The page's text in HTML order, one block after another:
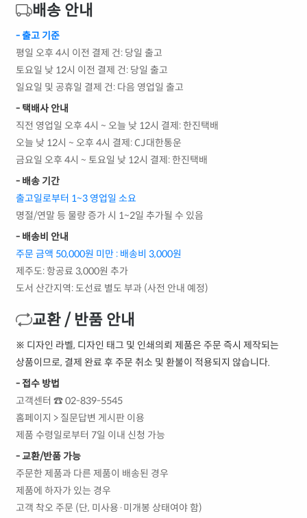
배송 안내
- 출고 기준
평일 오후 4시 이전 결제 건: 당일 출고
토요일 낮 12시 이전 결제 건: 당일 출고
일요일 및 공휴일 결제 건: 다음 영업일 출고
- 택배사 안내
직전 영업일 오후 4시 ~ 오늘 낮 12시 결제: 한진택배
오늘 낮 12시 ~ 오후 4시 결제: CJ대한통운
금요일 오후 4시 ~ 토요일 낮 12시 결제: 한진택배
- 배송 기간
출고일로부터 1~3 영업일 소요
명절/연말 등 물량 증가 시 1~2일 추가될 수 있음
- 배송비 안내
주문 금액 50,000원 미만 : 배송비 3,000원
제주도: 항공료 3,000원 추가
도서 산간지역: 도선료 별도 부과 (사전 안내 예정)
교환 / 반품 안내
※ 디자인 라벨, 디자인 태그 및 인쇄의뢰 제품은 주문 즉시 제작되는
상품이므로, 결제 완료 후 주문 취소 및 환불이 적용되지 않습니다.
- 접수 방법
고객센터 ☎ 02-839-5545
홈페이지 > 질문답변 게시판 이용
제품 수령일로부터 7일 이내 신청 가능
- 교환/반품 가능
주문한 제품과 다른 제품이 배송된 경우
제품에 하자가 있는 경우
고객 착오 주문 (단, 미사용·미개봉 상태여야 함)